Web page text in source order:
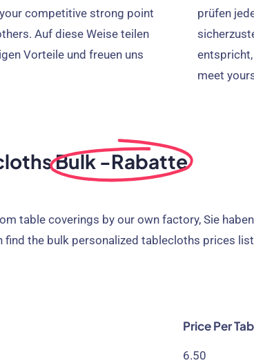
competitive strong point
. Auf diese Weise teilen
Vorteile und freuen uns
prüfen
meet
Bulk -Rabatte
table coverings by our own factory, Sie
find the bulk personalized tablecloths prices
Price Per
6.50